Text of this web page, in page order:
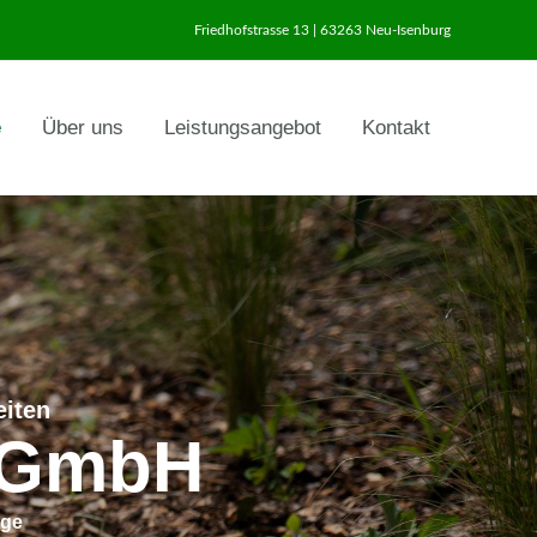
Friedhofstrasse 13 | 63263 Neu-Isenburg
Über uns Leistungsangebot Kontakt